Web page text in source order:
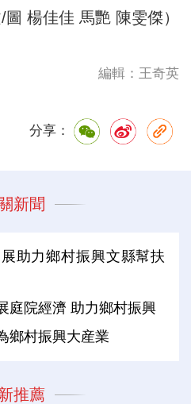
楊佳佳 馬艷 陳雯傑）
編輯：王奇英
分享：
新聞
助力鄉村振興文縣幫扶
庭院經濟 助力鄉村振興
鄉村振興大産業
推薦